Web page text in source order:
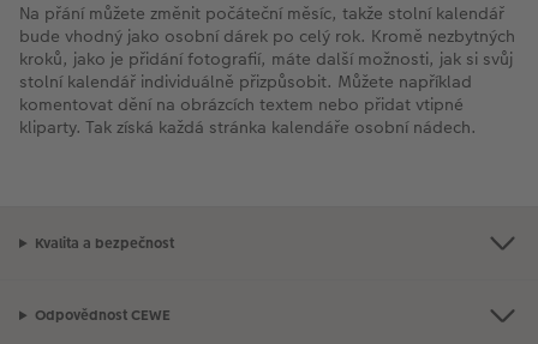
Na přání můžete změnit počáteční měsíc, takže stolní kalendář
bude vhodný jako osobní dárek po celý rok. Kromě nezbytných
kroků, jako je přidání fotografií, máte další možnosti, jak si svůj
stolní kalendář individuálně přizpůsobit. Můžete například
komentovat dění na obrázcích textem nebo přidat vtipné
kliparty. Tak získá každá stránka kalendáře osobní nádech.
Kvalita a bezpečnost
Odpovědnost CEWE